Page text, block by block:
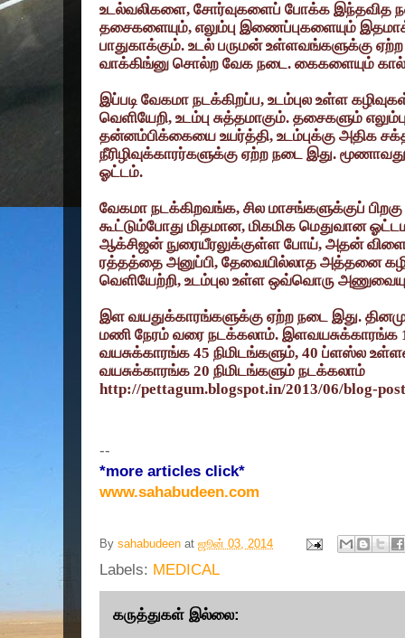
உடல்வலிகளை, சோர்வுகளைப் போக்க இந்தவித
தசைகளையும், எலும்பு இணைப்புகளையும்
பாதுகாக்கும். உடல் பருமன் உள்ளவங்களுக்கு
வாக்கிங்னு சொல்ற வேக நடை. கைகளையும்
இப்படி வேகமா நடக்கிறப்ப, உடம்புல உள்ள
வெளியேறி, உடம்பு சுத்தமாகும். தசைகளும்
தன்னம்பிக்கையை உயர்த்தி, உடம்புக்கு அதிக
நீரிழிவுக்காரர்களுக்கு ஏற்ற நடை இது.
ஓட்டம்.
வேகமா நடக்கிறவங்க, சில மாசங்களுக்குப்
கூட்டும்போது மிதமான, மிகமிக மெதுவான
ஆக்சிஜன் நுரையீரலுக்குள்ள போய், அதன்
ரத்தத்தை அனுப்பி, தேவையில்லாத அத்தனை
வெளியேற்றி, உடம்புல உள்ள ஒவ்வொரு
இள வயதுக்காரங்களுக்கு ஏற்ற நடை இது.
மணி நேரம் வரை நடக்கலாம். இளவயசுக்காரங்க
வயசுக்காரங்க 45 நிமிடங்களும், 40 ப்ளஸ்ல
வயசுக்காரங்க 20 நிமிடங்களும் நடக்கலாம்
http://pettagum.blogspot.in/2013/06/blog-
--
*more articles click*
www.sahabudeen.com
By sahabudeen at ஜூன் 03, 2014
Labels: MEDICAL
கருத்துகள் இல்லை: